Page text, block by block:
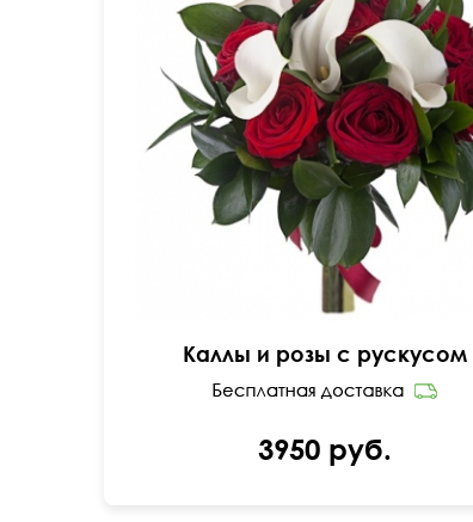
Открытка бесплатно
50 см
30 см
Каллы и розы с рускусом
3950 руб.